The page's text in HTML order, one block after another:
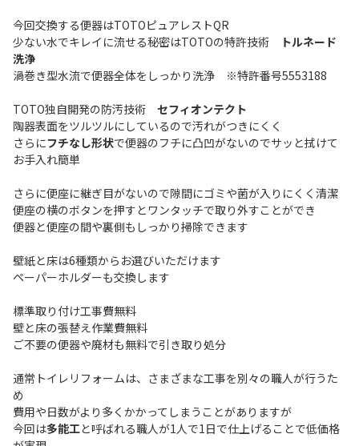
今回交換する便器はTOTOピュアレストQR
少ない水でキレイに流せる秘密はTOTOの特許技術
トルネード
洗浄
渦巻き型水流で便器全体をしっかり洗浄 ※特許番号5553188
TOTO独自開発の防汚技術 セフィオンテクト
陶器表面をツルツルにしているので汚れがつきにくく
さらにフチなし形状で便器のフチに凸凹がないのでサッと拭けて
お手入れ簡単
さらに便座に継ぎ目がないので隙間にゴミや菌が入りにくく清潔
便座の横のボタンを押すとワンタッチで取り外すことができ
便器と便座の間や裏側もしっかり掃除できます
壁紙と床は6種類からお選びいただけます
ペーパーホルダーも交換します
標準取り付け工事費無料
壁と床の張替え作業費無料
ご不要の便器や廃材も無料で引き取り処分
通常トイレリフォームは、さまざまな工事を別々の職人が行うた
め
費用や日数がより多くかかってしまうことがありますが
今回は多能工と呼ばれる職人が1人で1日で仕上げることで低価格